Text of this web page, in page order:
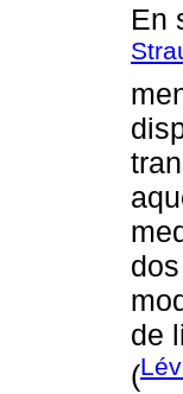
En
de
(